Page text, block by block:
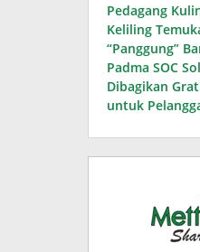
Pedagang
Keliling
“Panggung”
Padma SOC
Dibagikan
untuk